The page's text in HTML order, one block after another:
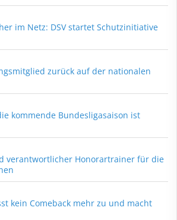
im Netz: DSV startet Schutzinitiative
zurück auf der nationalen
kommende Bundesligasaison ist
verantwortlicher Honorartrainer für die
kein Comeback mehr zu und macht